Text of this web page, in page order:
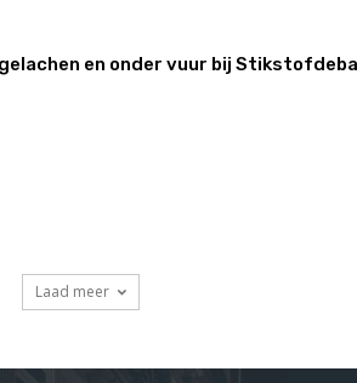
en onder vuur bij
Laad meer